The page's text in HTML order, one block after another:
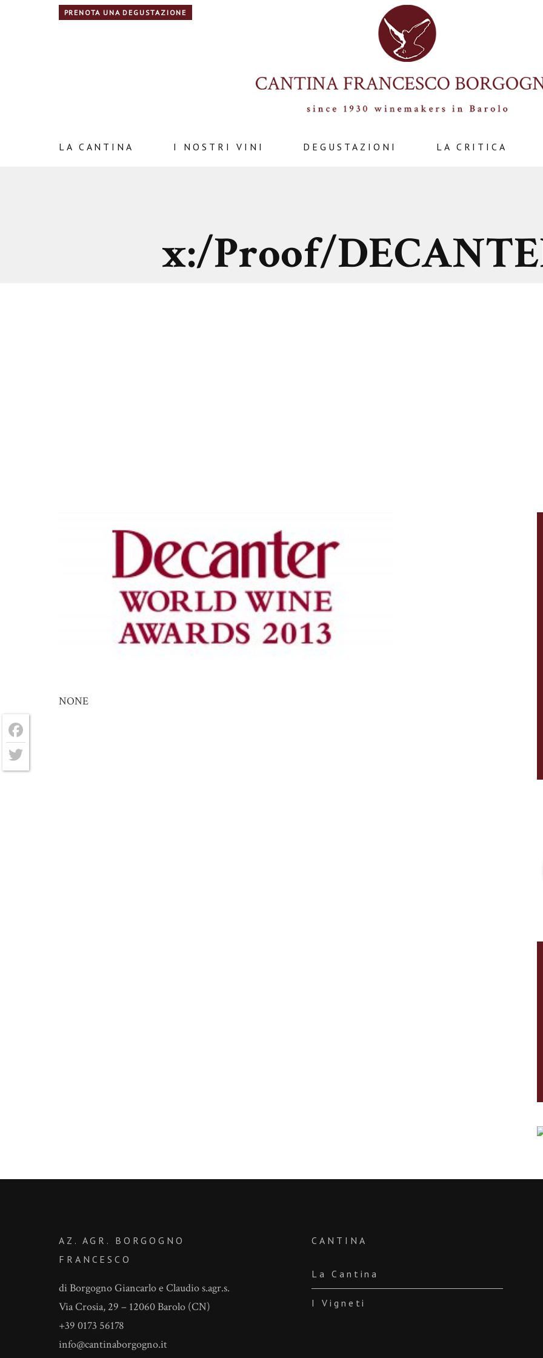
PRENOTA UNA DEGUSTAZIONE
LA CANTINA I NOSTRI VINI DEGUSTAZIONI LA CRITICA
x:/Proof/
NONE
AZ. AGR. BORGOGNO
FRANCESCO
di Borgogno Giancarlo e Claudio s.agr.s.
Via Crosia, 29 – 12060 Barolo (CN)
+39 0173 56178
info@cantinaborgogno.it
CANTINA
La Cantina
I Vigneti
Facebook
Twitter